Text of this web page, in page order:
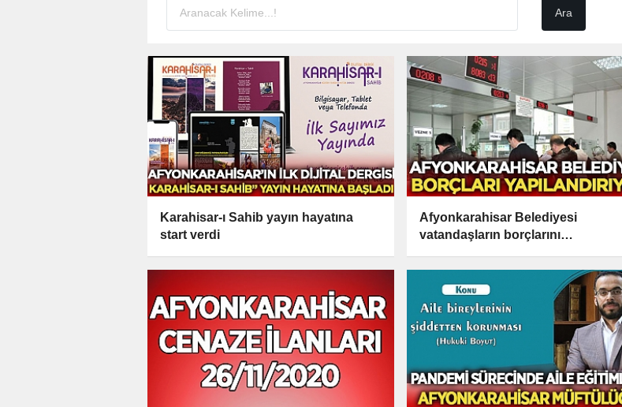
Karahisar-ı Sahib yayın hayatına
start verdi
Afyonkarahisar Belediyesi
vatandaşların borçlarını